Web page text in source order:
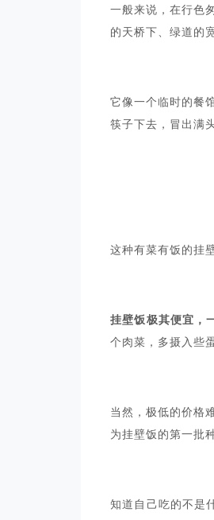
一般来说，在行色
的天桥下、绿道的
它像一个临时的餐
筷子下去，冒出满
这种有菜有饭的挂
挂壁饭极其便宜，
个肉菜，多摄入些
当然，极低的价格
为挂壁饭的第一批
知道自己吃的不是